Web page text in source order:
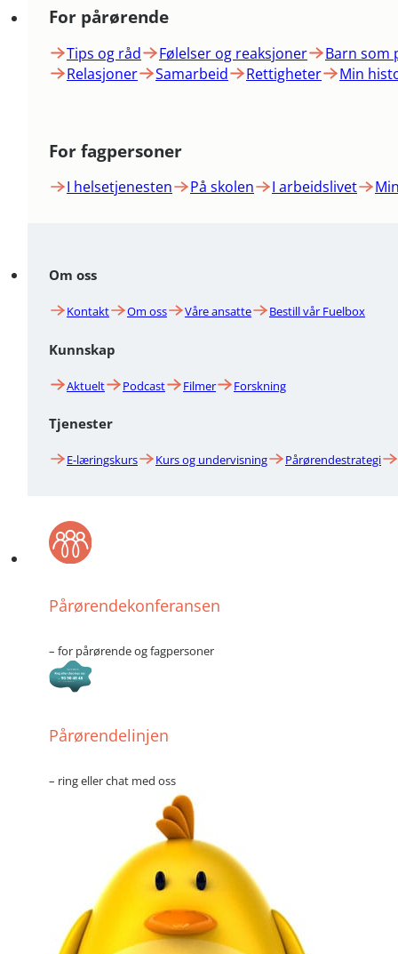
For pårørende
Tips og råd Følelser og reaksjoner
Barn som
Relasjoner
Samarbeid Rettigheter Min
For fagpersoner
I helsetjenesten På skolen I arbeidslivet
Om oss
Kontakt Om oss Våre ansatte Bestill vår Fuelbox
Kunnskap
Aktuelt Podcast Filmer Forskning
Tjenester
E-læringskurs Kurs og undervisning Pårørendestrategi
Pårørendekonferansen
– for pårørende og fagpersoner
Pårørendelinjen
– ring eller chat med oss